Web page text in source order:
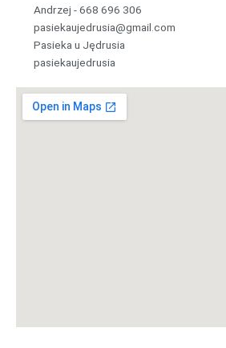
Andrzej -668 696 306
pasiekaujedrusia@gmail.com
Pasieka u Jędrusia
pasiekaujedrusia